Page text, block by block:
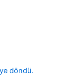
döndü.